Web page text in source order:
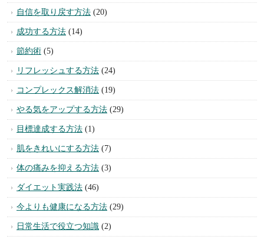
自信を取り戻す方法 (20)
成功する方法 (14)
節約術 (5)
リフレッシュする方法 (24)
コンプレックス解消法 (19)
やる気をアップする方法 (29)
目標達成する方法 (1)
肌をきれいにする方法 (7)
体の痛みを抑える方法 (3)
ダイエット実践法 (46)
今よりも健康になる方法 (29)
日常生活で役立つ知識 (2)